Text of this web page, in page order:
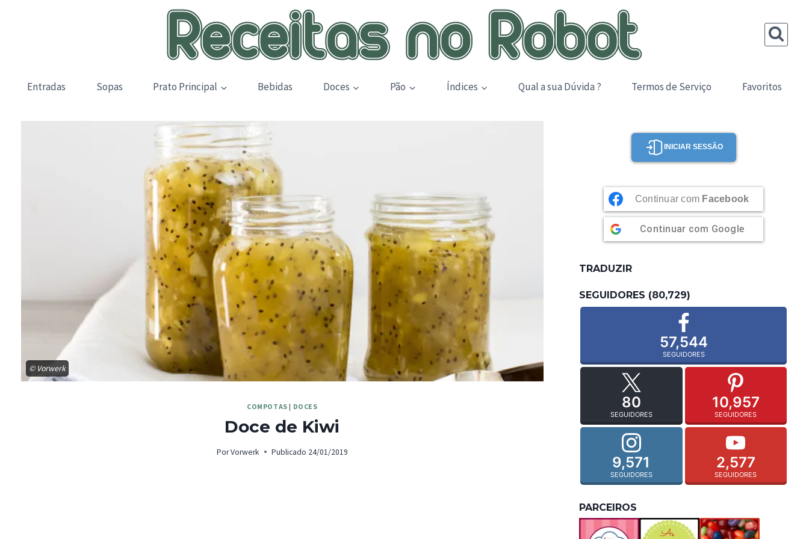
Entradas Sopas Prato Principal Bebidas Doces Pão Índices Qual a sua Dúvida ? Termos de Serviço Favoritos
© Vorwerk
COMPOTAS | DOCES
Doce de Kiwi
Por Vorwerk Publicado 24/01/2019
INICIAR SESSÃO
Continuar com Facebook
Continuar com Google
TRADUZIR
SEGUIDORES (80,729)
57,544
SEGUIDORES
80
SEGUIDORES
10,957
SEGUIDORES
9,571
SEGUIDORES
2,577
SEGUIDORES
PARCEIROS